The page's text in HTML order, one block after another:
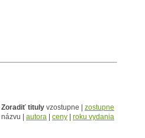
Zoradiť tituly vzostupne | zostupne
názvu | autora | ceny | roku vydania